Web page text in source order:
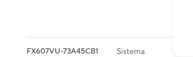
FX607VU-73A45CB1
Sistema